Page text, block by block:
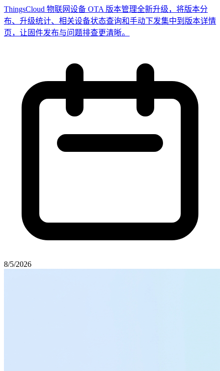
ThingsCloud 物联网设备 OTA 版本管理全新升级，将版本分
布、升级统计、相关设备状态查询和手动下发集中到版本详情
页，让固件发布与问题排查更清晰。
8/5/2026